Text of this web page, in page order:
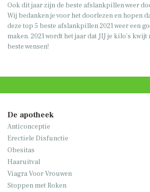
Ook dit jaar zijn de beste afslankpillen weer
Wij bedanken je voor het doorlezen en hopen
deze top 5 beste afslankpillen 2021 weer een
maken. 2021 wordt het jaar dat JIJ je kilo’s kwijt
beste wensen!
De apotheek
Anticonceptie
Erectiele Disfunctie
Obesitas
Haaruitval
Viagra Voor Vrouwen
Stoppen met Roken